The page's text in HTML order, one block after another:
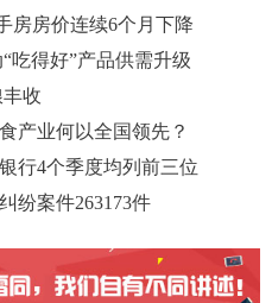
房房价连续6个月下降
吃得好”产品供需升级
收
产业何以全国领先？
行4个季度均列前三位
纷案件263173件